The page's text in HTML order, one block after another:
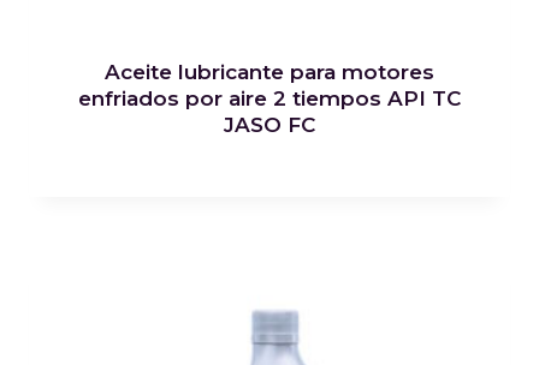
Aceite lubricante para motores
enfriados por aire 2 tiempos API TC
JASO FC